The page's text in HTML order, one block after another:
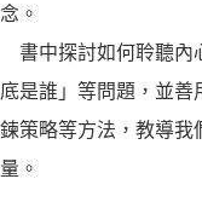
念。
書中探討如何聆聽內
底是誰」等問題，並
鍊策略等方法，教導我
量。